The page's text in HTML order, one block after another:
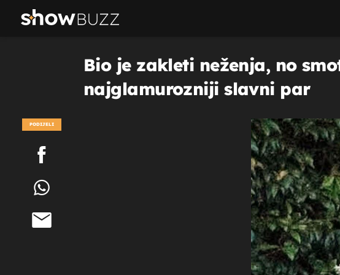
Bio je zakleti neženja, no
najglamurozniji slavni par
PODIJELI